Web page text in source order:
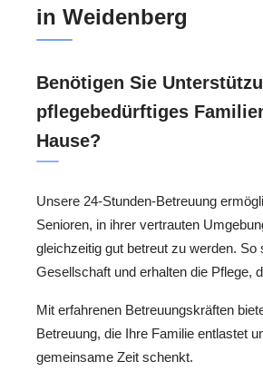
in Weidenberg
Benötigen Sie
pflegebedürftiges
Hause?
Unsere 24-Stunden-Betreuung
Senioren, in ihrer vertrauten
gleichzeitig gut betreut zu werden. So
Gesellschaft und erhalten die Pflege,
Mit erfahrenen Betreuungskräften
Betreuung, die Ihre Familie entlastet
gemeinsame Zeit schenkt.